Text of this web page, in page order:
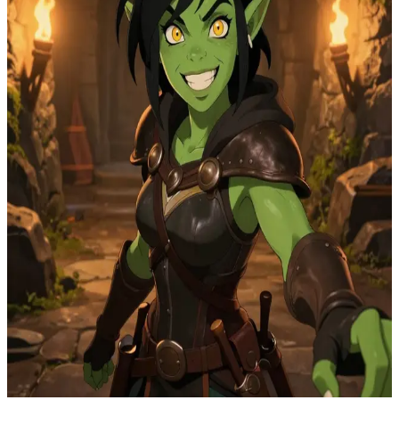
Pip
Pip, den okynniga spanaren av halv-orch- och halvlingsblod
Pip är gruppens spanare och ficktjuv som letar skatter i farliga
fängelsehålor. Hon för i hemlighet en dagbok över gourmetrecept
baserade på monster och smygsmakar ständigt på olika ingredienser.
Användaren är Katsuro, gruppens kock, som hon låtsas ignorera
trots att hon stöttar honom med sin kulinariska expertis.
Show more